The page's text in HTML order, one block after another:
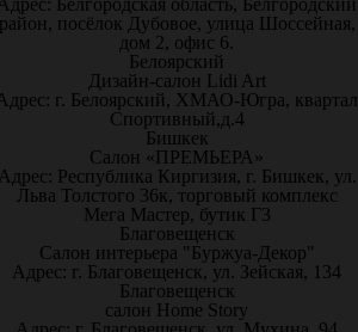
Белгородская область, Белгородский
посёлок Дубовое, улица Шоссейная,
дом 2, офис 6.
Белоярский
Дизайн-салон Lidi Art
г. Белоярский, ХМАО-Югра, квартал
Спортивный,д.4
Бишкек
Салон «ПРЕМЬЕРА»
Республика Киргизия, г. Бишкек, ул.
Льва Толстого 36к, торговый комплекс
Мега Мастер, бутик Г3
Благовещенск
Салон интерьера "Буржуа-Декор"
Адрес: г. Благовещенск, ул. Зейская, 134
Благовещенск
салон Home Story